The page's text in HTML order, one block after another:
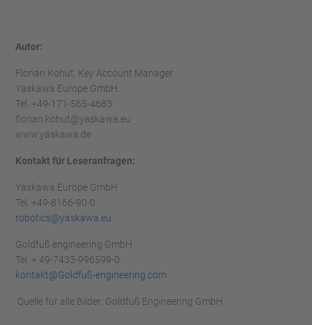
Autor:
Florian Kohut, Key Account Manager
Yaskawa Europe GmbH
Tel. +49-171-565-4683
florian.kohut@yaskawa.eu
www.yaskawa.de
Kontakt für Leseranfragen:
Yaskawa Europe GmbH
Tel. +49-8166-90-0
robotics@yaskawa.eu
Goldfuß engineering GmbH
Tel. + 49-7433-996599-0
kontakt@Goldfuß-engineering.com
Quelle für alle Bilder: Goldfuß Engineering GmbH